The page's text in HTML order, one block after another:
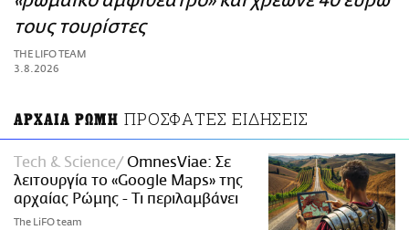
ΑΜΠΑ
PRINT
τους τουρίστες
THE LIFO TEAM
3.8.2026
ΑΡΧΑΙΑ ΡΩΜΗ ΠΡΟΣΦΑΤΕΣ ΕΙΔΗΣΕΙΣ
Τech & Science
OmnesViae: Σε
λειτουργία το «Google Maps» της
αρχαίας Ρώμης - Τι περιλαμβάνει
The LiFO team